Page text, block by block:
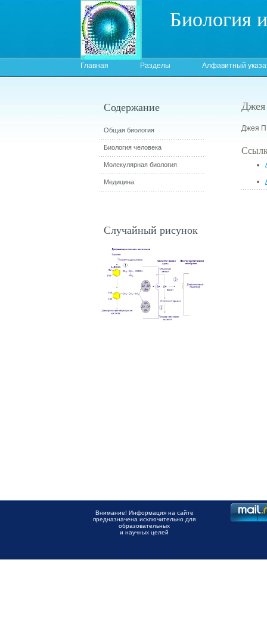
Биология
Главная Разделы Алфавитный
Джея
Содержание
Общая биология
Биология человека
Молекулярная биология
Медицина
Случайный рисунок
Внимание! Информация на сайте
предназначена исключительно для
образовательных
и научных целей